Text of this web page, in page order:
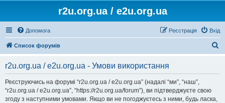
r2u.org.ua / e2u.org.ua
Допомога Вхід
Реєстрація
Список форумів
r2u.org.ua / e2u.org.ua - Умови використання
Реєструючись на форумі “r2u.org.ua / e2u.org.ua” (надалі “ми”, “наш”,
“r2u.org.ua / e2u.org.ua”, “https://r2u.org.ua/forum”), ви підтверджуєте свою
згоду з наступними умовами. Якщо ви не погоджуєтесь з ними, будь ласка,